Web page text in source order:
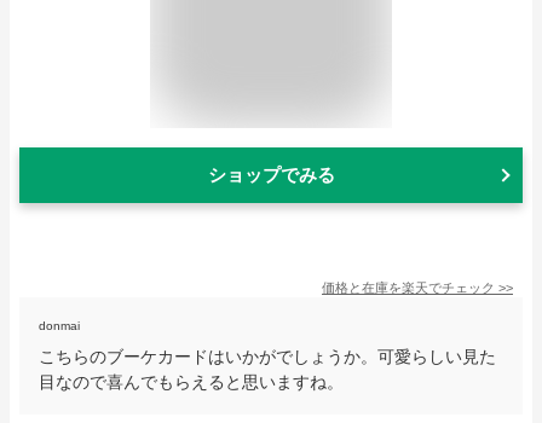
ショップでみる
価格と在庫を楽天でチェック >>
donmai
こちらのブーケカードはいかがでしょうか。可愛らしい見た
目なので喜んでもらえると思いますね。